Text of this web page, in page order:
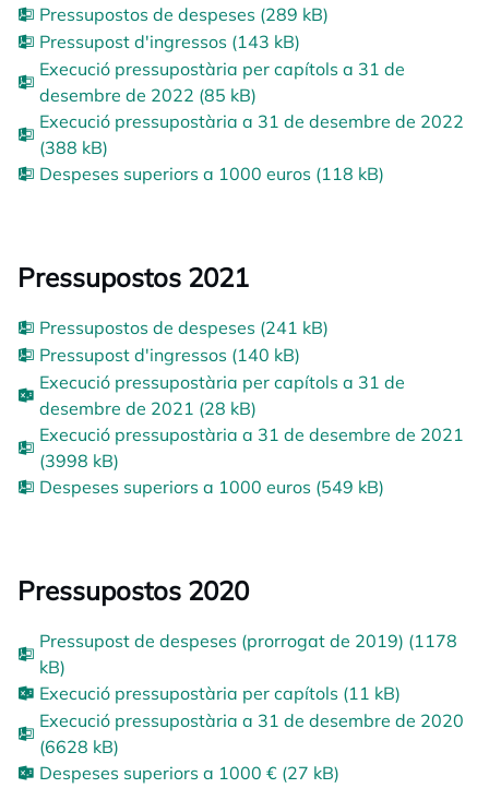
Pressupostos de despeses (289 kB)
Pressupost d'ingressos (143 kB)
Execució pressupostària per capítols a 31 de
desembre de 2022 (85 kB)
Execució pressupostària a 31 de desembre de 2022
(388 kB)
Despeses superiors a 1000 euros (118 kB)
Pressupostos 2021
Pressupostos de despeses (241 kB)
Pressupost d'ingressos (140 kB)
Execució pressupostària per capítols a 31 de
desembre de 2021 (28 kB)
Execució pressupostària a 31 de desembre de 2021
(3998 kB)
Despeses superiors a 1000 euros (549 kB)
Pressupostos 2020
Pressupost de despeses (prorrogat de 2019) (1178
kB)
Execució pressupostària per capítols (11 kB)
Execució pressupostària a 31 de desembre de 2020
(6628 kB)
Despeses superiors a 1000 € (27 kB)